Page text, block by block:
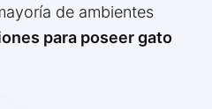
de ambientes
para poseer gato